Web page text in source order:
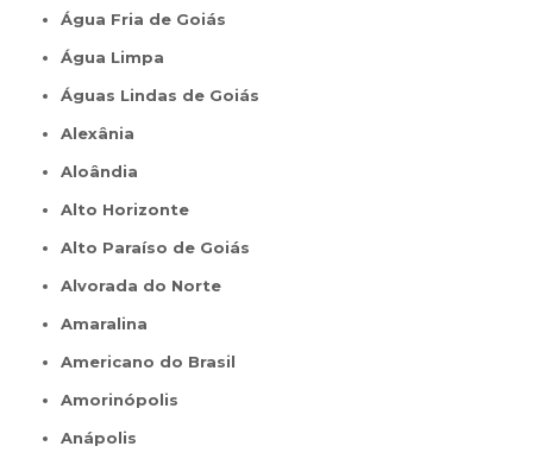
Água Fria de Goiás
Água Limpa
Águas Lindas de Goiás
Alexânia
Aloândia
Alto Horizonte
Alto Paraíso de Goiás
Alvorada do Norte
Amaralina
Americano do Brasil
Amorinópolis
Anápolis